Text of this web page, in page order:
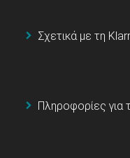
Σχετικά με τη
Πληροφορίες για